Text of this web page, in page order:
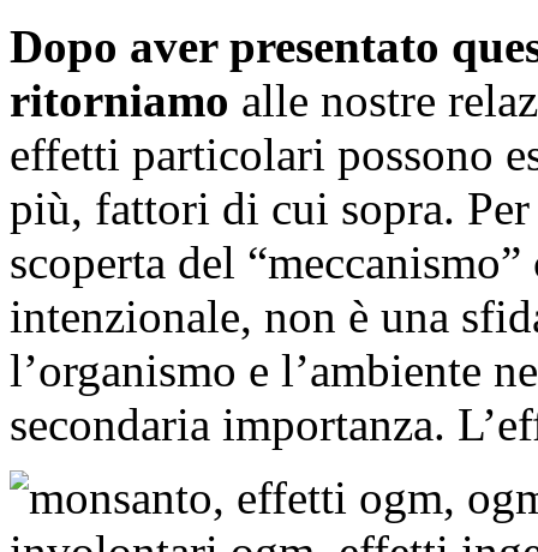
Dopo aver presentato
ritorniamo alle nostre
effetti particolari possono
più, fattori di cui sopra.
scoperta del
intenzionale, non è una
l’organismo e l’ambiente
secondaria importanza.